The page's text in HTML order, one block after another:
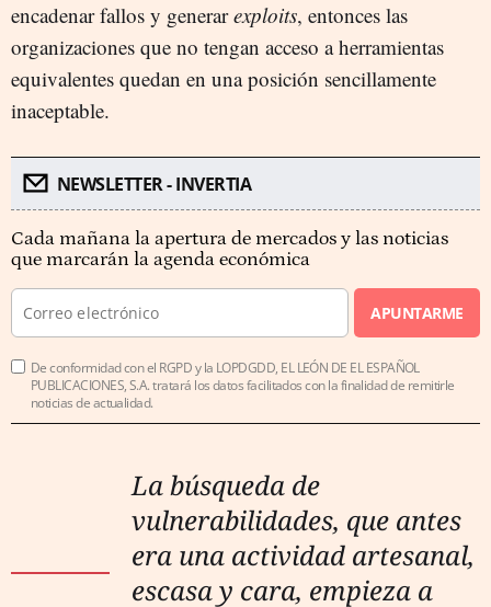
encadenar fallos y generarexploits, entonces las
organizaciones que no tengan acceso a herramientas
equivalentes quedan en una posición sencillamente
inaceptable.
NEWSLETTER - INVERTIA
Cada mañana la apertura de mercados y las noticias
que marcarán la agenda económica
APUNTARME
De conformidad con el RGPD y la LOPDGDD, EL LEÓN DE EL ESPAÑOL
PUBLICACIONES, S.A. tratará los datos facilitados con la finalidad de remitirle
noticias de actualidad.
La búsqueda de
vulnerabilidades, que antes
era una actividad artesanal,
escasa y cara, empieza a